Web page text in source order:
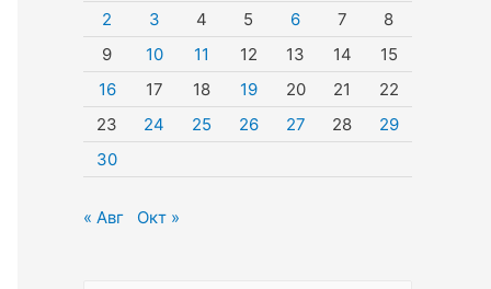
2
3 4 5 6 7
8
9
10 11 12 13 14
15
16
17 18 19 20 21
22
23
24 25 26 27 28
29
30
« Авг Окт »